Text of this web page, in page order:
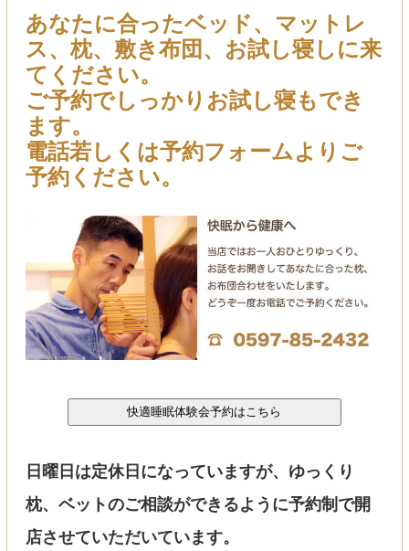
あなたに合ったベッド、マットレ
ス、枕、敷き布団、お試し寝しに来
てください。
ご予約でしっかりお試し寝もでき
ます。
電話若しくは予約フォームよりご
予約ください。
日曜日は定休日になっていますが、ゆっくり
枕、ベットのご相談ができるように予約制で開
店させていただいています。